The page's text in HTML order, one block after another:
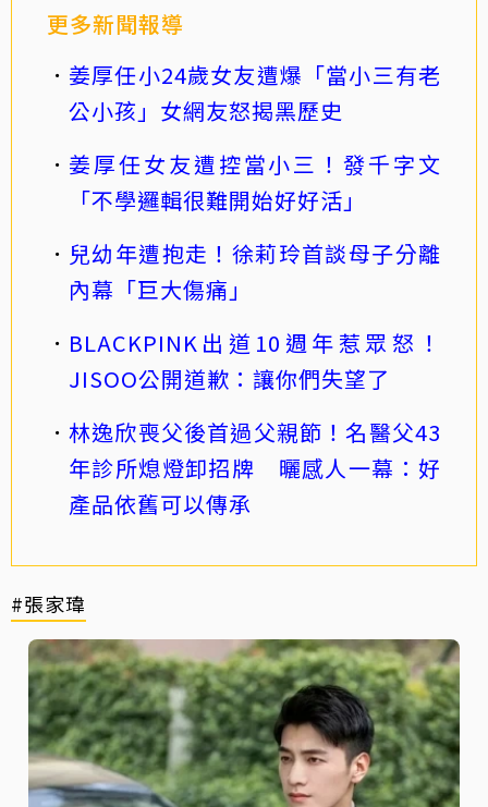
更多新聞報導
姜厚任小24歲女友遭爆「當小三有老
公小孩」女網友怒揭黑歷史
姜厚任女友遭控當小三！發千字文
「不學邏輯很難開始好好活」
兒幼年遭抱走！徐莉玲首談母子分離
內幕「巨大傷痛」
BLACKPINK出道10週年惹眾怒！
JISOO公開道歉：讓你們失望了
林逸欣喪父後首過父親節！名醫父43
年診所熄燈卸招牌 曬感人一幕：好
產品依舊可以傳承
#張家瑋